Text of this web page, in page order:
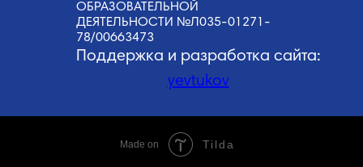
ОБРАЗОВАТЕЛЬНОЙ
ДЕЯТЕЛЬНОСТИ №Л035-01271-
78/00663473
Поддержка и разработка сайта:
yevtukov
Made on Tilda